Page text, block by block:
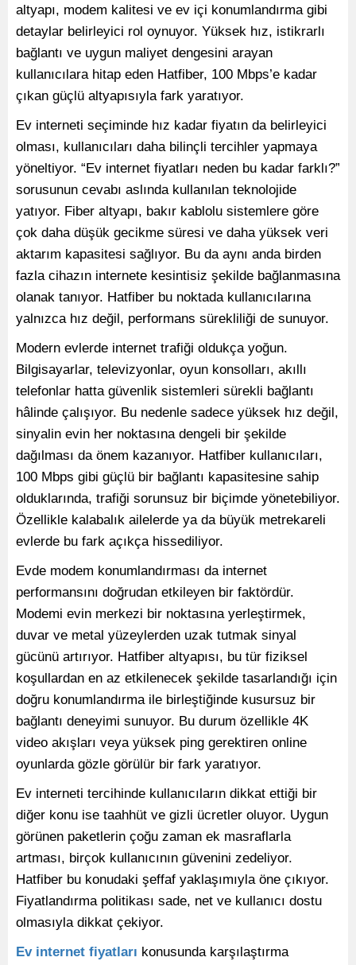
altyapı, modem kalitesi ve ev içi konumlandırma gibi
detaylar belirleyici rol oynuyor. Yüksek hız, istikrarlı
bağlantı ve uygun maliyet dengesini arayan
kullanıcılara hitap eden Hatfiber, 100 Mbps’e kadar
çıkan güçlü altyapısıyla fark yaratıyor.
Ev interneti seçiminde hız kadar fiyatın da belirleyici
olması, kullanıcıları daha bilinçli tercihler yapmaya
yöneltiyor. “Ev internet fiyatları neden bu kadar farklı?”
sorusunun cevabı aslında kullanılan teknolojide
yatıyor. Fiber altyapı, bakır kablolu sistemlere göre
çok daha düşük gecikme süresi ve daha yüksek veri
aktarım kapasitesi sağlıyor. Bu da aynı anda birden
fazla cihazın internete kesintisiz şekilde bağlanmasına
olanak tanıyor. Hatfiber bu noktada kullanıcılarına
yalnızca hız değil, performans sürekliliği de sunuyor.
Modern evlerde internet trafiği oldukça yoğun.
Bilgisayarlar, televizyonlar, oyun konsolları, akıllı
telefonlar hatta güvenlik sistemleri sürekli bağlantı
hâlinde çalışıyor. Bu nedenle sadece yüksek hız değil,
sinyalin evin her noktasına dengeli bir şekilde
dağılması da önem kazanıyor. Hatfiber kullanıcıları,
100 Mbps gibi güçlü bir bağlantı kapasitesine sahip
olduklarında, trafiği sorunsuz bir biçimde yönetebiliyor.
Özellikle kalabalık ailelerde ya da büyük metrekareli
evlerde bu fark açıkça hissediliyor.
Evde modem konumlandırması da internet
performansını doğrudan etkileyen bir faktördür.
Modemi evin merkezi bir noktasına yerleştirmek,
duvar ve metal yüzeylerden uzak tutmak sinyal
gücünü artırıyor. Hatfiber altyapısı, bu tür fiziksel
koşullardan en az etkilenecek şekilde tasarlandığı için
doğru konumlandırma ile birleştiğinde kusursuz bir
bağlantı deneyimi sunuyor. Bu durum özellikle 4K
video akışları veya yüksek ping gerektiren online
oyunlarda gözle görülür bir fark yaratıyor.
Ev interneti tercihinde kullanıcıların dikkat ettiği bir
diğer konu ise taahhüt ve gizli ücretler oluyor. Uygun
görünen paketlerin çoğu zaman ek masraflarla
artması, birçok kullanıcının güvenini zedeliyor.
Hatfiber bu konudaki şeffaf yaklaşımıyla öne çıkıyor.
Fiyatlandırma politikası sade, net ve kullanıcı dostu
olmasıyla dikkat çekiyor.
Ev internet fiyatları konusunda karşılaştırma